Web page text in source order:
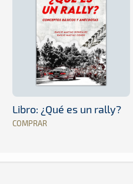
Libro: ¿Qué es un rally?
COMPRAR